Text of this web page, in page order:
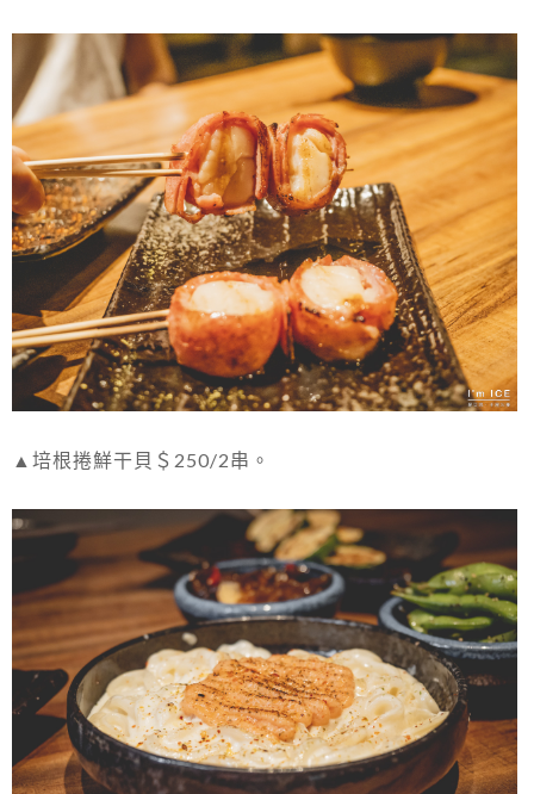
▲培根捲鮮干貝＄250/2串。